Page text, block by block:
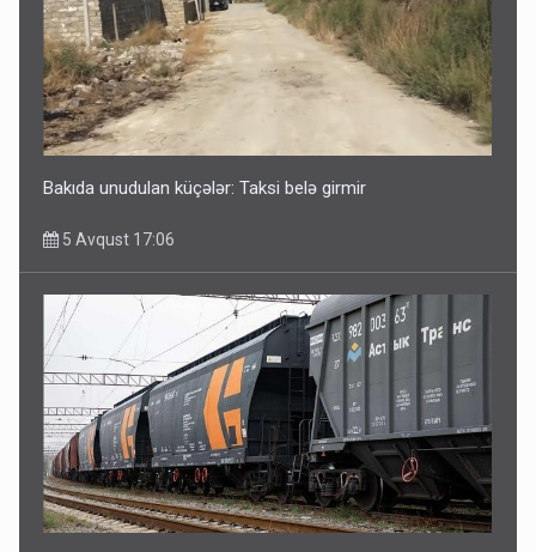
Bakıda unudulan küçələr: Taksi belə girmir
5 Avqust 17:06